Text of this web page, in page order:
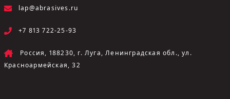
lap@abrasives.ru
+7 813 722-25-93
Россия, 188230, г. Луга, Ленинградская обл., ул.
Красноармейская, 32